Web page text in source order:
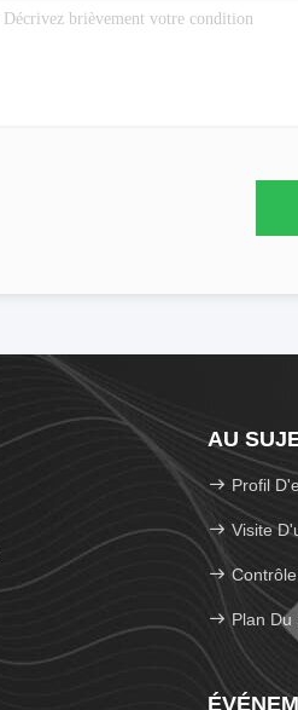
AU
Profil
Visite
Plan Du